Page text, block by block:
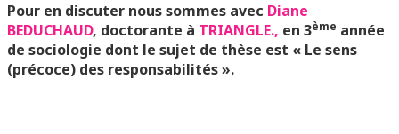
Pour en discuter nous sommes avec Diane
BEDUCHAUD, doctorante à TRIANGLE., en 3ème année
de sociologie dont le sujet de thèse est « Le sens
(précoce) des responsabilités ».